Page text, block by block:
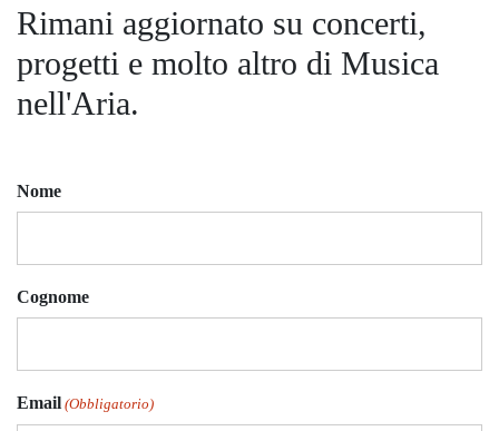
Rimani aggiornato su concerti,
progetti e molto altro di Musica
nell'Aria.
Nome
Cognome
Email (Obbligatorio)